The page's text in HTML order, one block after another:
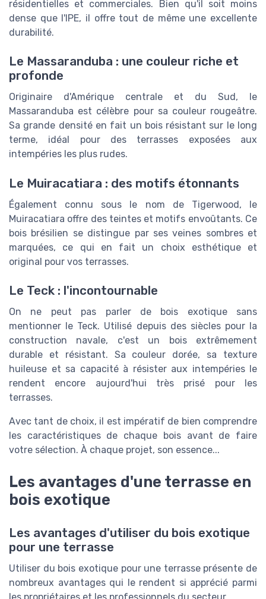
résidentielles et commerciales. Bien qu'il soit moins
dense que l'IPE, il offre tout de même une excellente
durabilité.
Le Massaranduba : une couleur riche et
profonde
Originaire d'Amérique centrale et du Sud, le
Massaranduba est célèbre pour sa couleur rougeâtre.
Sa grande densité en fait un bois résistant sur le long
terme, idéal pour des terrasses exposées aux
intempéries les plus rudes.
Le Muiracatiara : des motifs étonnants
Également connu sous le nom de Tigerwood, le
Muiracatiara offre des teintes et motifs envoûtants. Ce
bois brésilien se distingue par ses veines sombres et
marquées, ce qui en fait un choix esthétique et
original pour vos terrasses.
Le Teck : l'incontournable
On ne peut pas parler de bois exotique sans
mentionner le Teck. Utilisé depuis des siècles pour la
construction navale, c'est un bois extrêmement
durable et résistant. Sa couleur dorée, sa texture
huileuse et sa capacité à résister aux intempéries le
rendent encore aujourd'hui très prisé pour les
terrasses.
Avec tant de choix, il est impératif de bien comprendre
les caractéristiques de chaque bois avant de faire
votre sélection. À chaque projet, son essence...
Les avantages d'une terrasse en
bois exotique
Les avantages d'utiliser du bois exotique
pour une terrasse
Utiliser du bois exotique pour une terrasse présente de
nombreux avantages qui le rendent si apprécié parmi